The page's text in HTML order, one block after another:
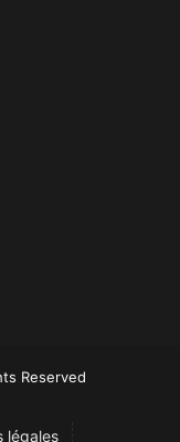
Reserved
légales